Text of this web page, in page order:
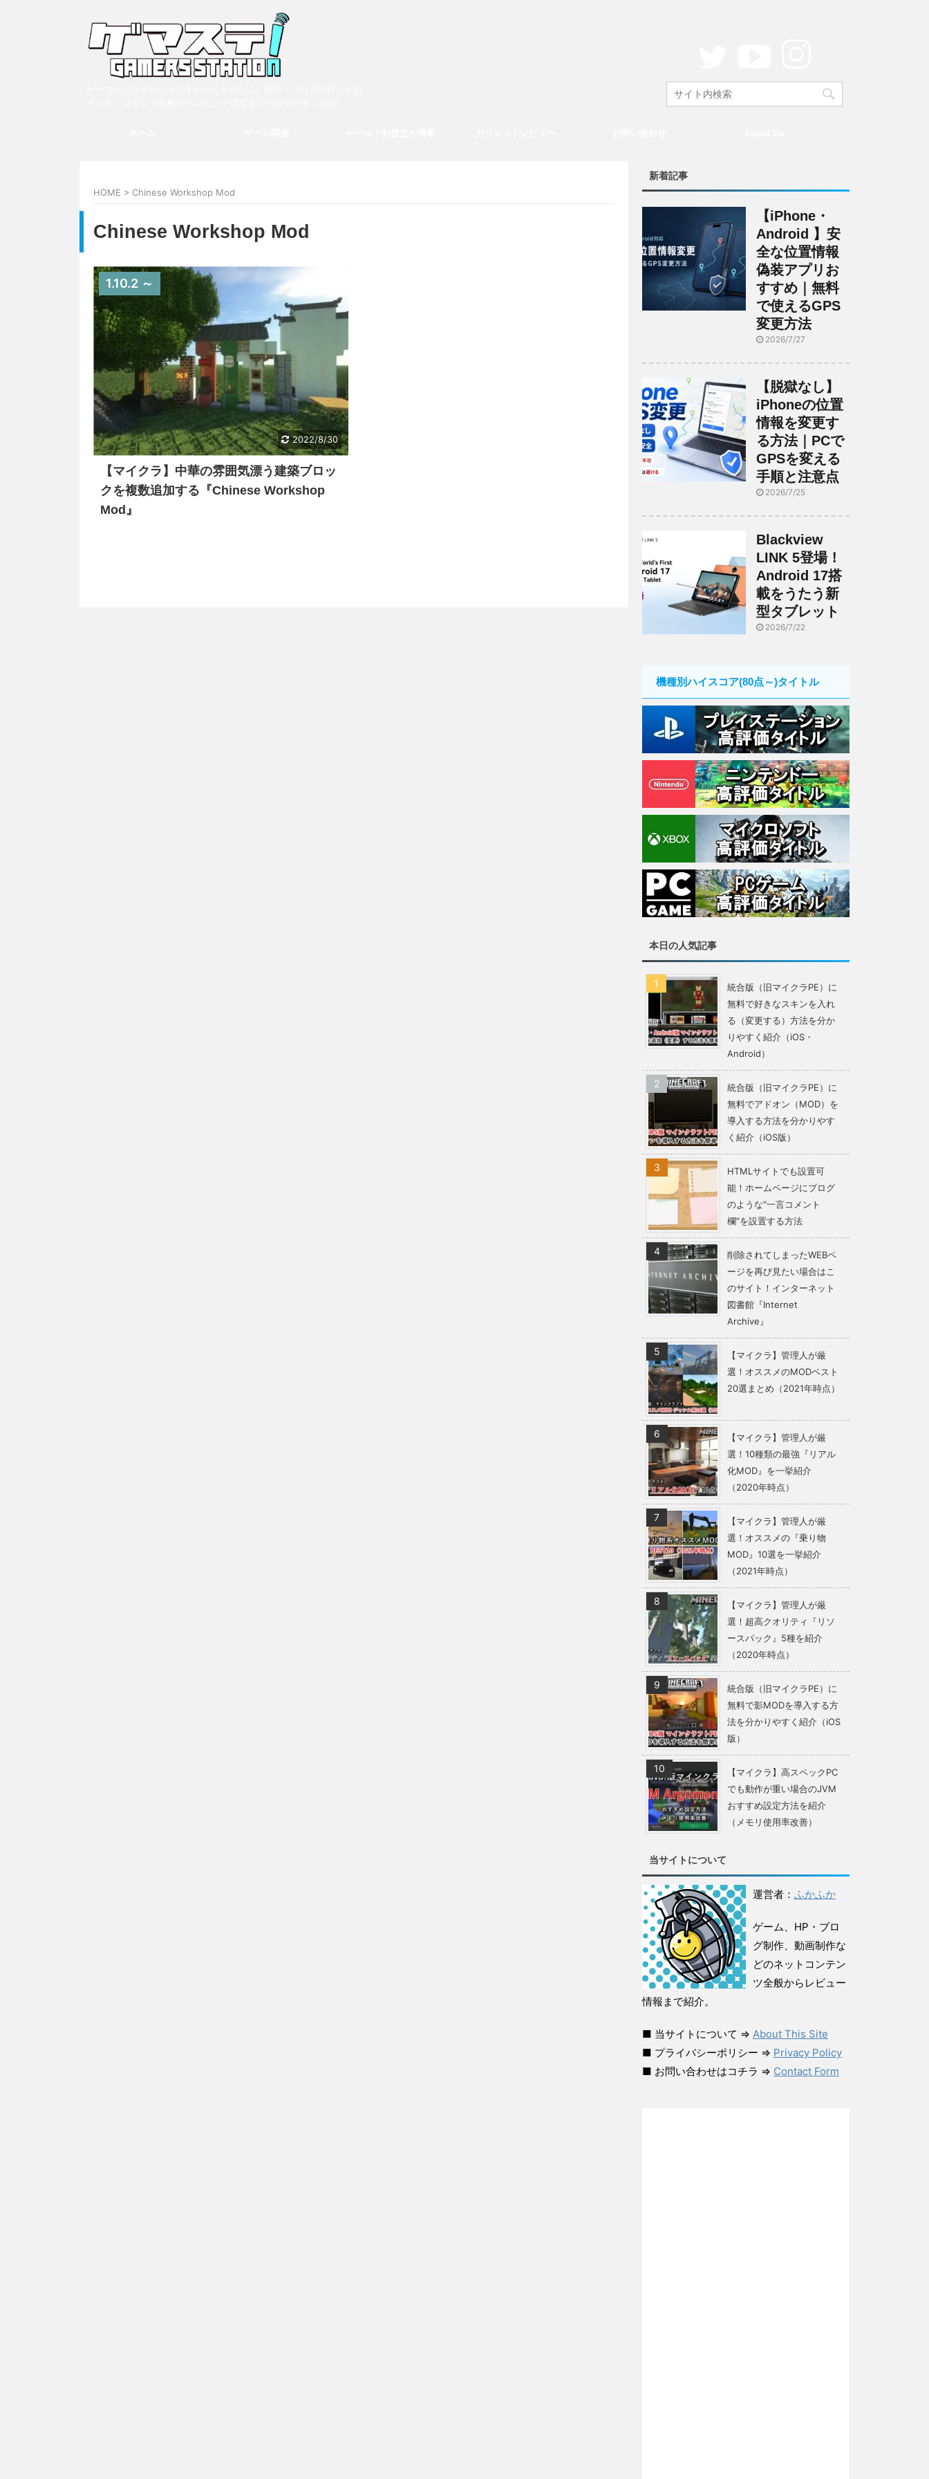
HOME > Chinese Workshop Mod
Chinese Workshop Mod
1.10.2 ～
2022/8/30
【マイクラ】中華の雰囲気漂う建築ブロッ
クを複数追加する『Chinese Workshop
Mod』
新着記事
【iPhone・
Android 】安
全な位置情報
偽装アプリお
すすめ｜無料
で使えるGPS
変更方法
2026/7/27
【脱獄なし】
iPhoneの位置
情報を変更す
る方法｜PCで
GPSを変える
手順と注意点
2026/7/25
Blackview
LINK 5登場！
Android 17搭
載をうたう新
型タブレット
2026/7/22
機種別ハイスコア(80点～)タイトル
本日の人気記事
統合版（旧マイクラPE）に
無料で好きなスキンを入れ
る（変更する）方法を分か
りやすく紹介（iOS・
Android）
統合版（旧マイクラPE）に
無料でアドオン（MOD）を
導入する方法を分かりやす
く紹介（iOS版）
HTMLサイトでも設置可
能！ホームページにブログ
のような"一言コメント
欄"を設置する方法
削除されてしまったWEBペ
ージを再び見たい場合はこ
のサイト！インターネット
図書館『Internet
Archive』
【マイクラ】管理人が厳
選！オススメのMODベスト
20選まとめ（2021年時点）
【マイクラ】管理人が厳
選！10種類の最強『リアル
化MOD』を一挙紹介
（2020年時点）
【マイクラ】管理人が厳
選！オススメの『乗り物
MOD』10選を一挙紹介
（2021年時点）
【マイクラ】管理人が厳
選！超高クオリティ『リソ
ースパック』5種を紹介
（2020年時点）
統合版（旧マイクラPE）に
無料で影MODを導入する方
法を分かりやすく紹介（iOS
版）
【マイクラ】高スペックPC
でも動作が重い場合のJVM
おすすめ設定方法を紹介
（メモリ使用率改善）
当サイトについて
運営者： ふかふか
ゲーム、HP・ブロ
グ制作、動画制作な
どのネットコンテン
ツ全般からレビュー
情報まで紹介。
■ 当サイトについて ⇒ About This Site
■ プライバシーポリシー ⇒ Privacy Policy
■ お問い合わせはコチラ ⇒ Contact Form